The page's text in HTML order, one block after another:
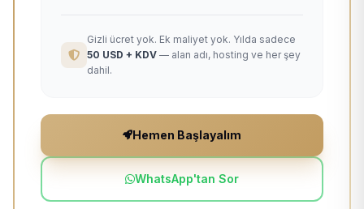
Gizli ücret yok. Ek maliyet yok. Yılda sadece
50 USD + KDV — alan adı, hosting ve her şey
dahil.
Hemen Başlayalım
WhatsApp'tan Sor